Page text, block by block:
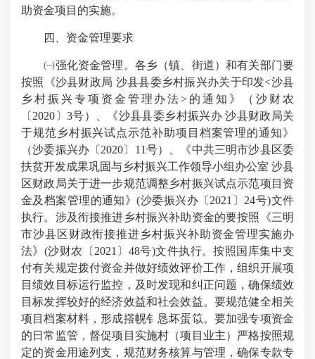
助资金项目的实施。
四、资金管理要求
㈠强化资金管理。各乡（镇、街道）和有关部门要
按照《沙县财政局 沙县县委乡村振兴办关于印发<沙县
乡村振兴专项资金管理办法>的通知》（沙财农
〔2020〕3号）、《沙县县委乡村振兴办 沙县财政局关
于规范乡村振兴试点示范补助项目档案管理的通知》
（沙委振兴办〔2020〕11号）、《中共三明市沙县区委
扶贫开发成果巩固与乡村振兴工作领导小组办公室 沙县
区财政局关于进一步规范调整乡村振兴试点示范项目资
金及档案管理的通知》(沙委振兴办〔2021〕24号)文件
执行。涉及衔接推进乡村振兴补助资金的要按照《三明
市沙县区财政衔接推进乡村振兴补助资金管理实施办
法》(沙财农〔2021〕48号)文件执行。按照国库集中支
付有关规定拨付资金并做好绩效评价工作，组织开展项
目绩效目标运行监控，及时发现和纠正问题，确保绩效
目标发挥较好的经济效益和社会效益。要规范健全相关
项目档案材料，形成撘幌钅恳坏蛋笖。要加强专项资金
的日常监管，督促项目实施村（项目业主）严格按照规
定的资金用途列支，规范财务核算与管理，确保专款专